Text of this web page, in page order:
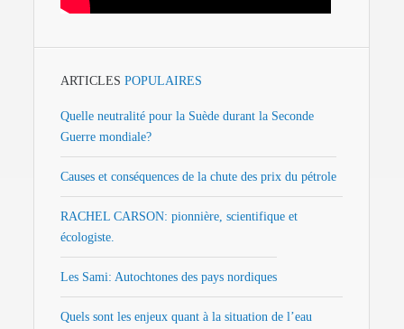
ARTICLES POPULAIRES
Quelle neutralité pour la Suède durant la Seconde
Guerre mondiale?
Causes et conséquences de la chute des prix du pétrole
RACHEL CARSON: pionnière, scientifique et
écologiste.
Les Sami: Autochtones des pays nordiques
Quels sont les enjeux quant à la situation de l’eau